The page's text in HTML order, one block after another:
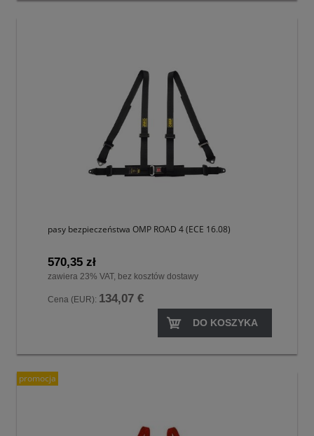
pasy bezpieczeństwa OMP ROAD 4 (ECE 16.08)
570,35 zł
zawiera 23% VAT, bez kosztów dostawy
Cena (EUR): 134,07 €
DO KOSZYKA
promocja